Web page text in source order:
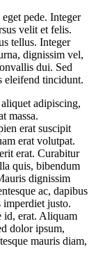
pede. Integer
velit et felis.
tellus. Integer
dignissim vel,
dui. Sed
eleifend tincidunt.
adipiscing,
massa.
erat suscipit
erat volutpat.
erat. Curabitur
quis, bibendum
dignissim
ac, dapibus
imperdiet justo.
id, erat. Aliquam
dolor ipsum,
mauris diam,